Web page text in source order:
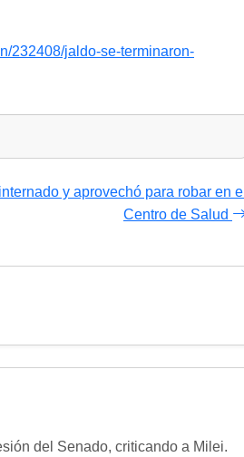
232408/jaldo-se-terminaron-
y aprovechó para robar en el
Centro de Salud
del Senado, criticando a Milei.